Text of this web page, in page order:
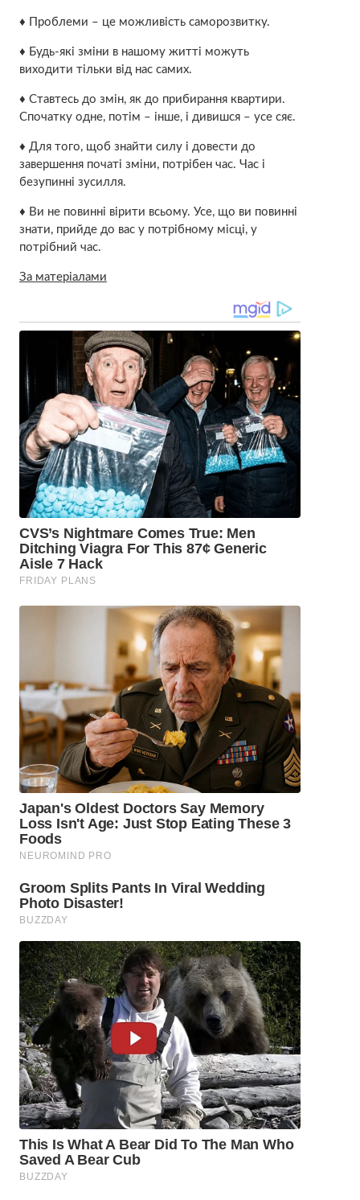
♦ Проблеми – це можливість саморозвитку.
♦ Будь-які зміни в нашому житті можуть
виходити тільки від нас самих.
♦ Ставтесь до змін, як до прибирання квартири.
Спочатку одне, потім – інше, і дивишся – усе сяє.
♦ Для того, щоб знайти силу і довести до
завершення початі зміни, потрібен час. Час і
безупинні зусилля.
♦ Ви не повинні вірити всьому. Усе, що ви повинні
знати, прийде до вас у потрібному місці, у
потрібний час.
За матеріалами